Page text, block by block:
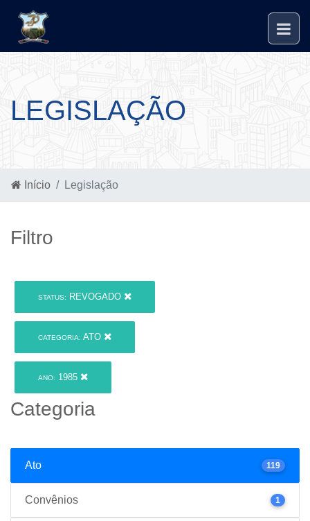
LEGISLAÇÃO
Início Legislação
Filtro
STATUS: REVOGADO
CATEGORIA: ATO
ANO: 1985
Categoria
Ato 119
Convênios 1